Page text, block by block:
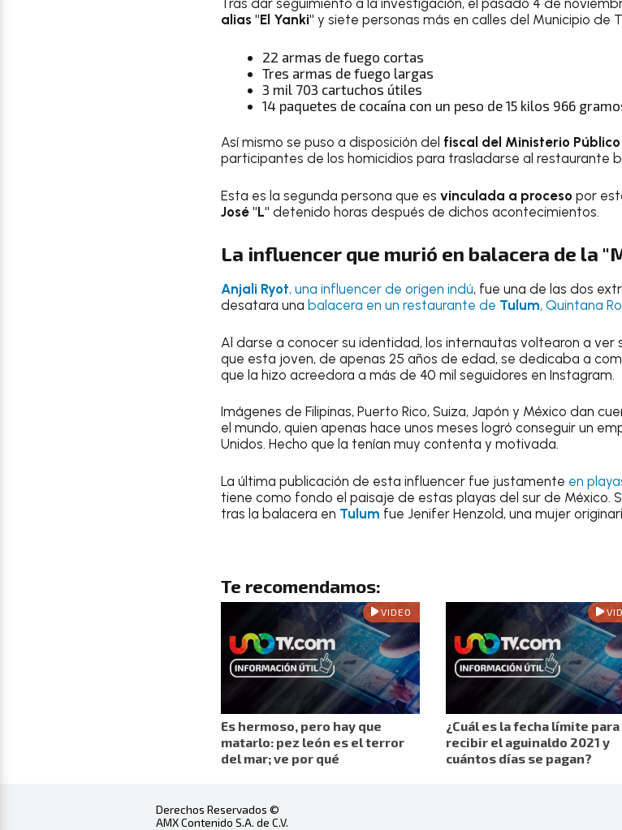
Tras dar seguimiento a la investigación, el pasado 4 de
alias "El Yanki" y siete personas más en calles del Municipio de
22 armas de fuego cortas
Tres armas de fuego largas
3 mil 703 cartuchos útiles
14 paquetes de cocaína con un peso de 15 kilos 966
Así mismo se puso a disposición del fiscal del Ministerio Público
participantes de los homicidios para trasladarse al restaurante
Esta es la segunda persona que es vinculada a proceso por
José "L" detenido horas después de dichos acontecimientos.
La influencer que murió en balacera de la
Anjali Ryot, una influencer de origen indú, fue una de las dos
desatara una balacera en un restaurante de Tulum, Quintana
Al darse a conocer su identidad, los internautas voltearon a ver
que esta joven, de apenas 25 años de edad, se dedicaba a
que la hizo acreedora a más de 40 mil seguidores en Instagram.
Imágenes de Filipinas, Puerto Rico, Suiza, Japón y México dan
el mundo, quien apenas hace unos meses logró conseguir un
Unidos. Hecho que la tenían muy contenta y motivada.
La última publicación de esta influencer fue justamente en
tiene como fondo el paisaje de estas playas del sur de México.
tras la balacera en Tulum fue Jenifer Henzold, una mujer
Te recomendamos:
VIDEO
Es hermoso, pero hay que
matarlo: pez león es el terror
del mar; ve por qué
¿Cuál es la fecha límite para
recibir el aguinaldo 2021 y
cuántos días se pagan?
Derechos Reservados ©
AMX Contenido S.A. de C.V.